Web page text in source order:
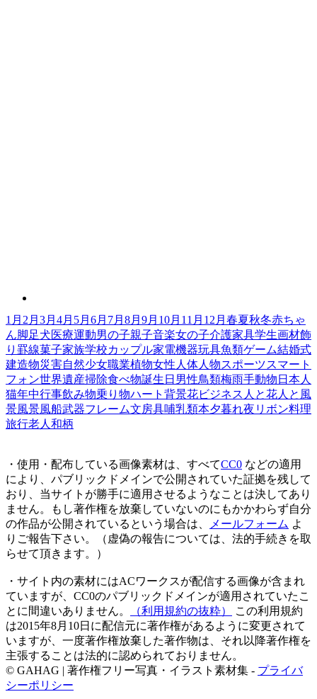
1月 2月 3月 4月 5月 6月 7月 8月 9月 10月 11月 12月 春夏秋冬赤ちゃ
ん脚足犬医療運動男の子親子音楽女の子介護家具学生画材飾
り罫線菓子家族学校カップル家電機器玩具魚類ゲーム結婚式
建造物災害自然少女職業植物女性 人体人物スポーツスマート
フォン世界遺産掃除食べ物誕生日 男性鳥類梅雨手動物 日本人
猫年中行事飲み物乗り物ハート 背景花ビジネス 人と花人と風
景風景風船武器フレーム文房具哺乳類本夕暮れ夜 リボン料理
旅行老人 和柄
・使用・配布している画像素材は、すべてCC0 などの適用
により、パブリックドメインで公開されていた証拠を残して
おり、当サイトが勝手に適用させるようなことは決してあり
ません。もし著作権を放棄していないのにもかかわらず自分
の作品が公開されているという場合は、
メールフォーム よ
りご報告下さい。（虚偽の報告については、法的手続きを取
らせて頂きます。）
・サイト内の素材にはACワークスが配信する画像が含まれ
ていますが、CC0のパブリックドメインが適用されていたこ
とに間違いありません。
（利用規約の抜粋）
この利用規約
は2015年8月10日に配信元に著作権があるように変更されて
いますが、一度著作権放棄した著作物は、それ以降著作権を
主張することは法的に認められておりません。
© GAHAG | 著作権フリー写真・イラスト素材集 - プライバ
シーポリシー